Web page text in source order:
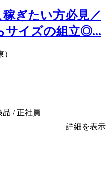
稼ぎたい方必見／
サイズの組立◎...
/ 正社員
詳細を表示